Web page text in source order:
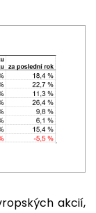
akcií,